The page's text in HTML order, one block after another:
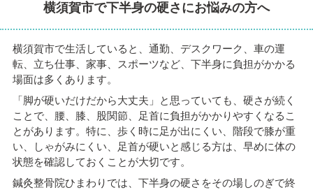
横須賀市で下半身の硬さにお悩みの方へ
横須賀市で生活していると、通勤、デスクワーク、車の運
転、立ち仕事、家事、スポーツなど、下半身に負担がかかる
場面は多くあります。
「脚が硬いだけだから大丈夫」と思っていても、硬さが続く
ことで、腰、膝、股関節、足首に負担がかかりやすくなるこ
とがあります。特に、歩く時に足が出にくい、階段で膝が重
い、しゃがみにくい、足首が硬いと感じる方は、早めに体の
状態を確認しておくことが大切です。
鍼灸整骨院ひまわりでは、下半身の硬さをその場しのぎで終